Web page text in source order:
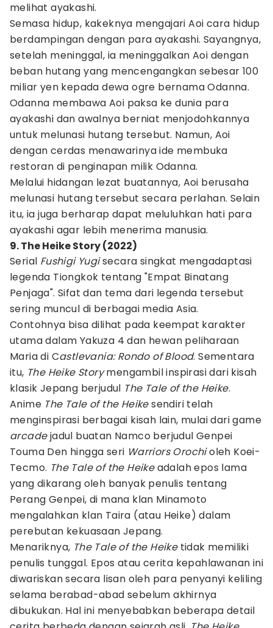
melihat ayakashi.
Semasa hidup, kakeknya mengajari Aoi cara hidup
berdampingan dengan para ayakashi. Sayangnya,
setelah meninggal, ia meninggalkan Aoi dengan
beban hutang yang mencengangkan sebesar 100
miliar yen kepada dewa ogre bernama Odanna.
Odanna membawa Aoi paksa ke dunia para
ayakashi dan awalnya berniat menjodohkannya
untuk melunasi hutang tersebut. Namun, Aoi
dengan cerdas menawarinya ide membuka
restoran di penginapan milik Odanna.
Melalui hidangan lezat buatannya, Aoi berusaha
melunasi hutang tersebut secara perlahan. Selain
itu, ia juga berharap dapat meluluhkan hati para
ayakashi agar lebih menerima manusia.
9. The Heike Story (2022)
Serial Fushigi Yugisecara singkat mengadaptasi
legenda Tiongkok tentang "Empat Binatang
Penjaga". Sifat dan tema dari legenda tersebut
sering muncul di berbagai media Asia.
Contohnya bisa dilihat pada keempat karakter
utama dalam Yakuza 4 dan hewan peliharaan
Maria di Castlevania: Rondo of Blood. Sementara
itu, The Heike Storymengambil inspirasi dari kisah
klasik Jepang berjudul The Tale of the Heike.
Anime The Tale of the Heikesendiri telah
menginspirasi berbagai kisah lain, mulai dari game
arcadejadul buatan Namco berjudul Genpei
Touma Den hingga seri Warriors Orochioleh Koei-
Tecmo. The Tale of the Heikeadalah epos lama
yang dikarang oleh banyak penulis tentang
Perang Genpei, di mana klan Minamoto
mengalahkan klan Taira (atau Heike) dalam
perebutan kekuasaan Jepang.
Menariknya, The Tale of the Heiketidak memiliki
penulis tunggal. Epos atau cerita kepahlawanan ini
diwariskan secara lisan oleh para penyanyi keliling
selama berabad-abad sebelum akhirnya
dibukukan. Hal ini menyebabkan beberapa detail